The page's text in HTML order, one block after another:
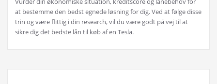
at bestemme den bedst egnede løsning for dig. Ved at følge disse
trin og være flittig i din research, vil du være godt på vej til at
sikre dig det bedste lån til køb af en Tesla.